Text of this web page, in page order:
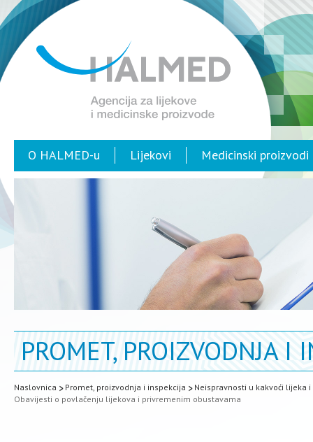
O HALMED-u Lijekovi Medicinski proizvodi
PROMET, PROIZVODNJA I
Naslovnica Promet, proizvodnja i inspekcija
Neispravnosti u kakvoći lijeka
Obavijesti o povlačenju lijekova i privremenim obustavama